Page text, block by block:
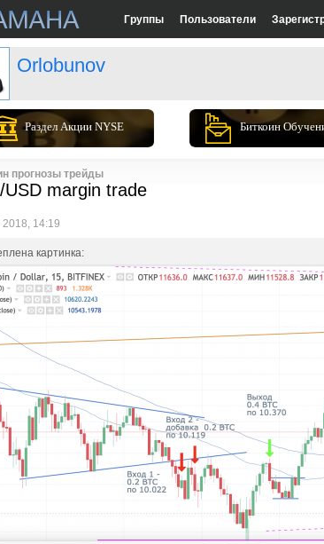
Группы Пользователи
Orlobunov
Раздел Акции NYSE Биткоин
прогнозы трейды
USD margin trade
14:19
картинка: